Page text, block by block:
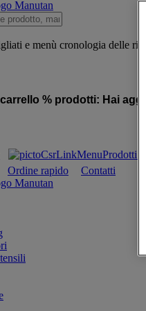
e menù cronologia delle
% prodotti: Hai
Prodotti
Ordine rapido Contatti